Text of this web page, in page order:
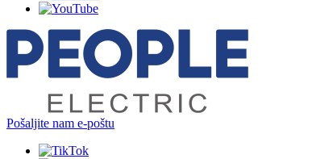
Pošaljite nam e-poštu